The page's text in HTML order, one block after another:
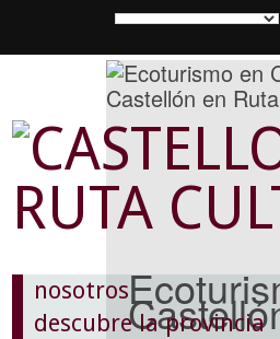
nosotros
descubre la provincia